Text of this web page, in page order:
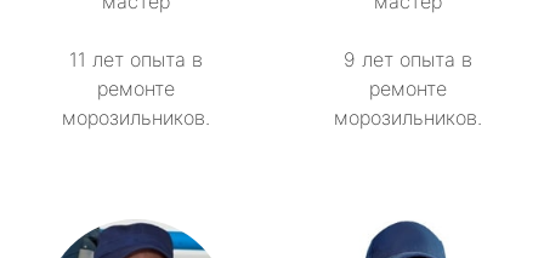
11 лет опыта в
ремонте
морозильников.
9 лет опыта в
ремонте
морозильников.